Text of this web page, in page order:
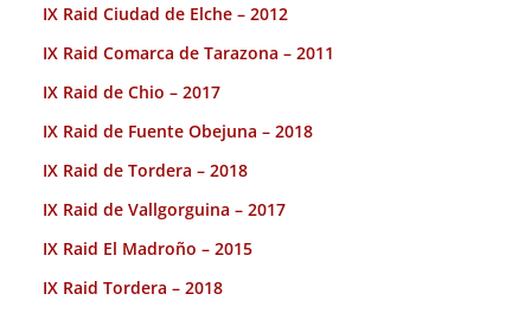
IX Raid Ciudad de Elche – 2012
IX Raid Comarca de Tarazona – 2011
IX Raid de Chio – 2017
IX Raid de Fuente Obejuna – 2018
IX Raid de Tordera – 2018
IX Raid de Vallgorguina – 2017
IX Raid El Madroño – 2015
IX Raid Tordera – 2018